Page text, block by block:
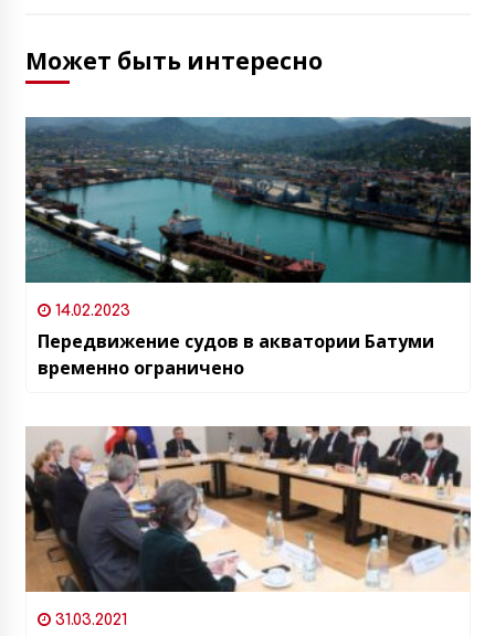
Может быть интересно
14.02.2023
Передвижение судов в акватории Батуми
временно ограничено
31.03.2021